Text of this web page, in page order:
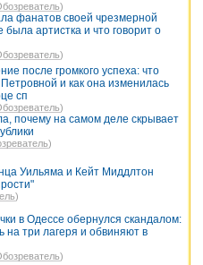
)
фанатов своей чрезмерной
артистка и что говорит о
)
после громкого успеха: что
и как она изменилась
сп
)
почему на самом деле скрывает
)
Уильяма и Кейт Миддлтон
)
в Одессе обернулся скандалом:
на три лагеря и обвиняют в
)